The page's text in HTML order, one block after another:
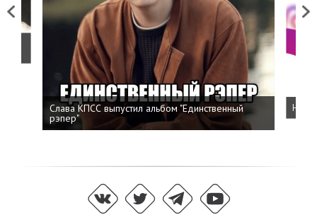
Previous
Слава КПСС выпустил альбом "Единственный
рэпер"
Next